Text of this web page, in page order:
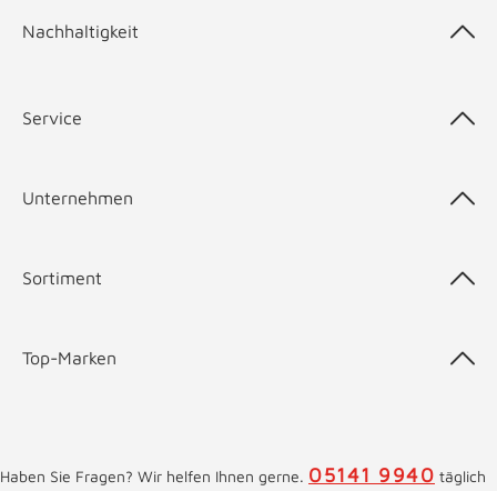
Nachhaltigkeit
Service
Unternehmen
Sortiment
Top-Marken
Haben Sie Fragen? Wir helfen Ihnen gerne. 05141 9940 täglich